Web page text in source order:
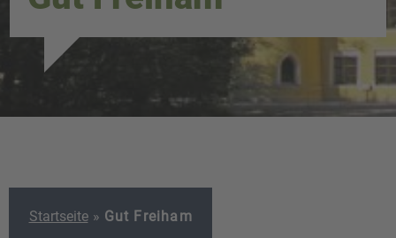
Startseite » Gut Freiham